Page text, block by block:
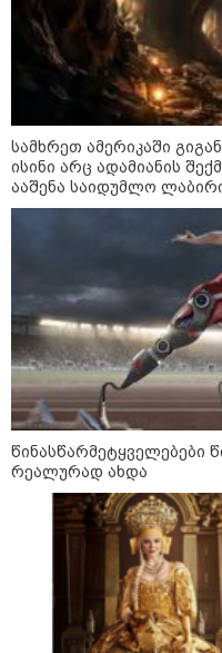
კატეგორიის
ის
სამხრეთ ამერიკაში
ისინი არც ადამიანის
ააშენა საიდუმლო
წინასწარმეტყველებები
რეალურად ახდა